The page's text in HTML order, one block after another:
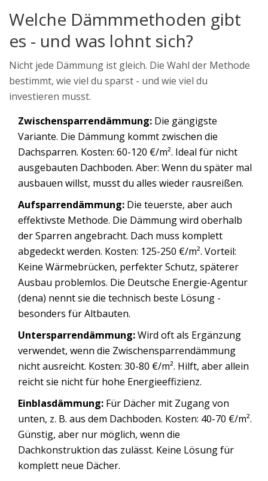
Welche Dämmmethoden gibt
es - und was lohnt sich?
Nicht jede Dämmung ist gleich. Die Wahl der Methode
bestimmt, wie viel du sparst - und wie viel du
investieren musst.
Zwischensparrendämmung: Die gängigste
Variante. Die Dämmung kommt zwischen die
Dachsparren. Kosten: 60-120 €/m². Ideal für nicht
ausgebauten Dachboden. Aber: Wenn du später mal
ausbauen willst, musst du alles wieder rausreißen.
Aufsparrendämmung: Die teuerste, aber auch
effektivste Methode. Die Dämmung wird oberhalb
der Sparren angebracht. Dach muss komplett
abgedeckt werden. Kosten: 125-250 €/m². Vorteil:
Keine Wärmebrücken, perfekter Schutz, späterer
Ausbau problemlos. Die Deutsche Energie-Agentur
(dena) nennt sie die technisch beste Lösung -
besonders für Altbauten.
Untersparrendämmung:Wird oft als Ergänzung
verwendet, wenn die Zwischensparrendämmung
nicht ausreicht. Kosten: 30-80 €/m². Hilft, aber allein
reicht sie nicht für hohe Energieeffizienz.
Einblasdämmung: Für Dächer mit Zugang von
unten, z. B. aus dem Dachboden. Kosten: 40-70 €/m².
Günstig, aber nur möglich, wenn die
Dachkonstruktion das zulässt. Keine Lösung für
komplett neue Dächer.